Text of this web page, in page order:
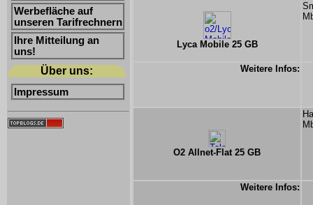
Werbefläche auf
unseren Tarifrechnern
Ihre Mitteilung an
uns!
Über uns:
Impressum
Lyca Mobile 25 GB
Weitere Infos:
O2 Allnet-Flat 25 GB
Weitere Infos: